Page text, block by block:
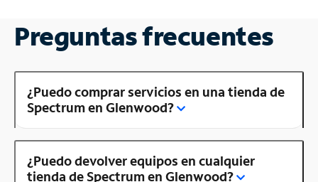
Preguntas frecuentes
¿Puedo comprar servicios en una tienda de
Spectrum en Glenwood?
¿Puedo devolver equipos en cualquier
tienda de Spectrum en Glenwood?